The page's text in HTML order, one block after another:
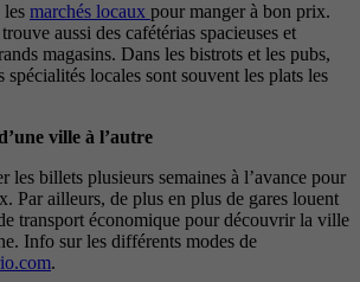
marchés locaux pour manger à bon prix.
aussi des cafétérias spacieuses et
magasins. Dans les bistrots et les pubs,
spécialités locales sont souvent les plats les
ville à l’autre
les billets plusieurs semaines à l’avance pour
Par ailleurs, de plus en plus de gares louent
transport économique pour découvrir la ville
Info sur les différents modes de
.